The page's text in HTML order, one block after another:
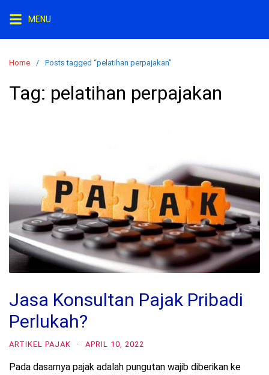
content
MENU
Home Posts tagged “pelatihan perpajakan”
Tag: pelatihan perpajakan
Jasa Konsultan Pajak Pribadi
Perlukah?
ARTIKEL PAJAK · APRIL 10, 2022
Pada dasarnya pajak adalah pungutan wajib diberikan ke